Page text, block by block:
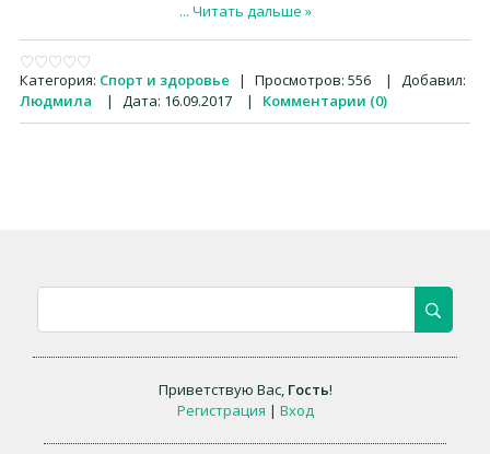
... Читать дальше »
Категория: Спорт и здоровье | Просмотров: 556 |
Добавил:
Людмила
| Дата: 16.09.2017 | Комментарии (0)
Приветствую Вас, Гость!
Регистрация | Вход